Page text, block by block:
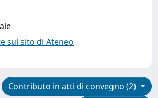
sul sito di Ateneo
Contributo in atti di convegno (2)